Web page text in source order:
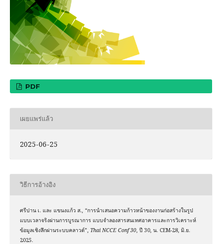
PDF
เผยแพร่แล้ว
2025-06-25
วิธีการอ้างอิง
ศรีปาน เ. และ แขนงแก้ว ส., “การนำเสนอความก้าวหน้าของงานก่อสร้างในรูป
แบบเวลาจริงผ่านการบูรณาการ แบบจำลองสารสนเทศอาคารและการวิเคราะห์
ข้อมูลเชิงลึกผ่านระบบคลาวด์”, Thai NCCE Conf 30, ปี 30, น. CEM-28, มิ.ย.
2025.